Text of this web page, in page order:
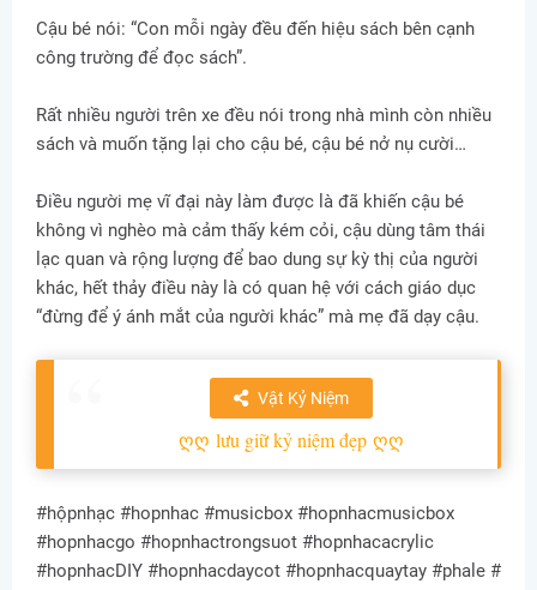
Cậu bé nói: “Con mỗi ngày đều đến hiệu sách bên cạnh
công trường để đọc sách”.
Rất nhiều người trên xe đều nói trong nhà mình còn nhiều
sách và muốn tặng lại cho cậu bé, cậu bé nở nụ cười…
Điều người mẹ vĩ đại này làm được là đã khiến cậu bé
không vì nghèo mà cảm thấy kém cỏi, cậu dùng tâm thái
lạc quan và rộng lượng để bao dung sự kỳ thị của người
khác, hết thảy điều này là có quan hệ với cách giáo dục
“đừng để ý ánh mắt của người khác” mà mẹ đã dạy cậu.
Vật Kỷ Niệm
ღღ lưu giữ kỷ niệm đẹp ღღ
#hộpnhạc #hopnhac #musicbox #hopnhacmusicbox
#hopnhacgo #hopnhactrongsuot #hopnhacacrylic
#hopnhacDIY #hopnhacdaycot #hopnhacquaytay #phale #